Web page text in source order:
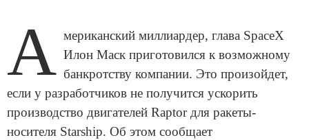
А мериканский миллиардер, глава SpaceX
Илон Маск приготовился к возможному
банкротству компании. Это произойдет,
если у разработчиков не получится ускорить
производство двигателей Raptor для ракеты-
носителя Starship. Об этом сообщает